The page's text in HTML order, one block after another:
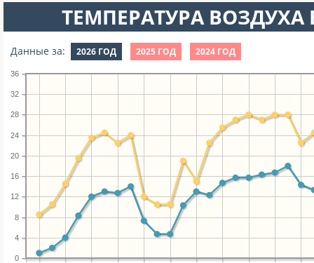
ТЕМПЕРАТУРА ВОЗДУХА
Данные за: 2026 ГОД 2025 ГОД 2024 ГОД
0
4
8
12
16
20
24
28
32
36